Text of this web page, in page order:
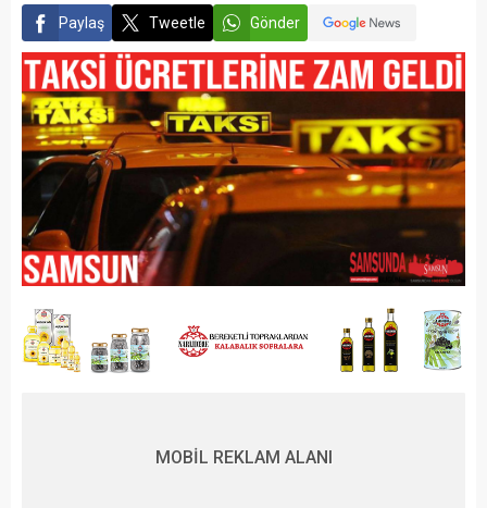
Paylaş Tweetle Gönder
MOBİL REKLAM ALANI